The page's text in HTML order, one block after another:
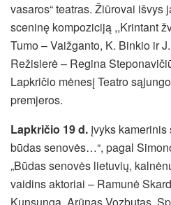
vasaros“ teatras. Žiūrovai išvys
sceninę kompoziciją ,,Krintant
Tumo – Vaižganto, K. Binkio ir
Režisierė – Regina
Lapkričio mėnesį Teatro
premjeros.
Lapkričio 19 d. įvyks kamerinis
būdas senovės…“, pagal
„Būdas senovės lietuvių,
vaidins aktoriai – Ramunė